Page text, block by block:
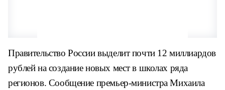
Правительство России выделит почти 12 миллиардов
рублей на создание новых мест в школах ряда
регионов. Сообщение премьер-министра Михаила